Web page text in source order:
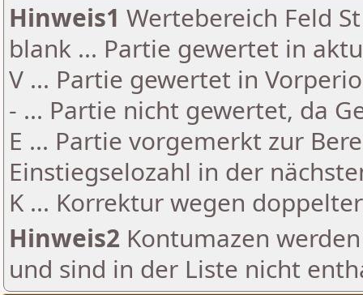
Hinweis1 Wertebereich Feld
blank ... Partie gewertet in
V ... Partie gewertet in
- ... Partie nicht gewertet, da
E ... Partie vorgemerkt zur
Einstiegselozahl in der
K ... Korrektur wegen
Hinweis2 Kontumazen
und sind in der Liste nicht